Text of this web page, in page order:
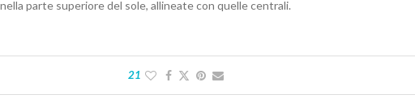
parte superiore del sole, allineate con quelle centrali.
21